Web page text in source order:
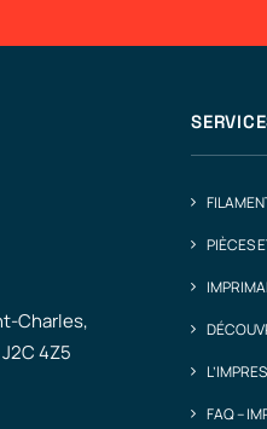
Charles,
4Z5
PIÈCES
FAQ –